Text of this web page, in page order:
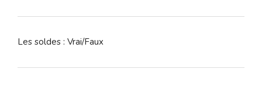
Les soldes : Vrai/Faux